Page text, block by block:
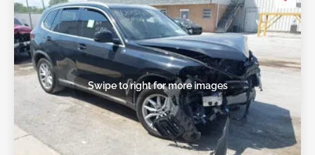
Swipe to right for more images